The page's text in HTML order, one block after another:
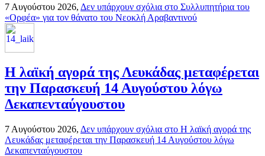
7 Αυγούστου 2026, Δεν υπάρχουν σχόλια στο Συλλυπητήρια του
«Ορφέα» για τον θάνατο του Νεοκλή Αραβαντινού
Η λαϊκή αγορά της Λευκάδας μεταφέρεται
την Παρασκευή 14 Αυγούστου λόγω
Δεκαπενταύγουστου
7 Αυγούστου 2026, Δεν υπάρχουν σχόλια στο Η λαϊκή αγορά της
Λευκάδας μεταφέρεται την Παρασκευή 14 Αυγούστου λόγω
Δεκαπενταύγουστου